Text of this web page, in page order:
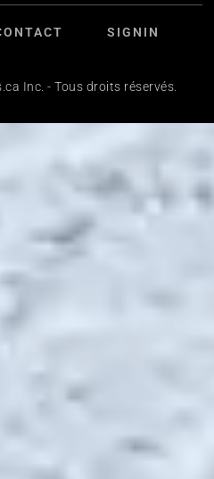
SIGNIN
Inc. - Tous droits réservés.